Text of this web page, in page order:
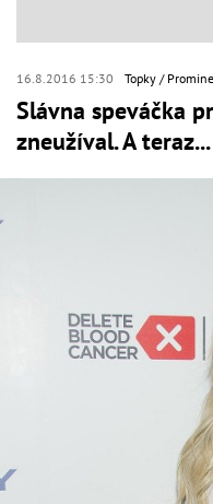
16.8.2016 15:30 Topky
Slávna speváčka
zneužíval. A teraz...